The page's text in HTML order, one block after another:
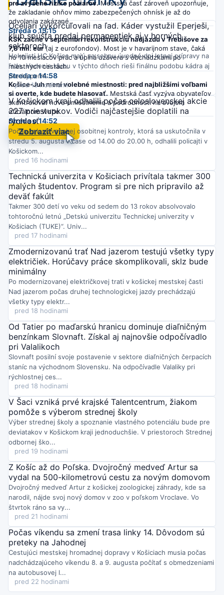
pre zvýšené riziko požiarov. Mestská časť zároveň upozorňuje,
že zakladanie ohňov mimo zabezpečených ohnísk je až do
odvolania zakázané.
Streda o 15:15
KSK začne v septembri rekonštrukciu nadjazdu v Trebišove za
7,8 mil. eur(aj z eurofondov). Most je v havarijnom stave, čaká
ho 10 mesiacov prác a úplná uzávera s obchádzkami po
miestnych cestách.
Streda o 14:58
Košice-Juh mení volebné miestnosti: pred najbližšími voľbami
si overte, kde budete hlasovať.Mestská časť vyzýva obyvateľov
skontrolovať nové umiestnenie a podrobnosti na svojom
oficiálnom webe.
Streda o 14:52
Košická Furča žila podujatím „Hudba, ktorá spája generácie“,
kde sa predstavilo desať folklórnych súborov aj speváčka
Veronika Rabada a DJ Milan Lieskovský. Na pódiu sa stretli
účinkujúci od 6 do 93 rokov, čo dalo večeru výnimočný
generačný rozmer.
Streda o 14:28
V piatok 7. augusta ožije multifunkčné ihrisko Playko v
Mestskom parku Košice podujatím Športový piatok.
ukážky gymnastiky, športov pre hendikepovaných, taekwonda aj
silového trojboja a možnosť vyskúšať si viacero disciplín.
Streda o 14:22
Na Sídlisku Ťahanovce v Košiciach prebehol prvý kontrolný deň
výstavby novej cestičky pre chodcov a cyklistov.
mesta, mestskej časti, zhotoviteľa, stavebného dozoru aj
projektanta riešili možné komplikácie a postupy, ako ich zvládnuť.
Streda o 13:01
HC Košice na oficiálnom Facebooku ohlásil štart novej
hokejovej sezóny.Klub avizuje prípravy na nové výzvy a teší sa
na podporu fanúšikov v Steel aréne aj mimo nej.
Streda o 12:42
Kojšov pri Košiciach dočasne obmedzil používanie pitnej vody z
verejného vodovodu pre sucho a pokles zdrojov.Zakázané je
polievanie, umývanie áut, napúšťanie bazénov či využitie na
stavebné a upratovacie práce; za porušenie hrozí pokuta.
Streda o 11:54
ANTIK Telecom rozširuje ponuku optického internetu 1 Gbit/sa
najbohatšieho TV balíka za 26,60 € mesačne. Pri odporučení
nového klienta získajú zákazníci dva mesiace služieb zadarmo.
Ponuka sa postupne šíri aj do ďalších lokalít.
Streda o 11:37
Košice budú 30. augusta 2026 patriť Family Sport Day v parku
pri fontáne: ukážky hasičov a polície, športové súťaže, skákacie
atrakcie aj penová show. Večer o 18:00 vystúpi Cupi & Lupi &
Nathan – tip na aktívny rodinný deň!
Streda o 11:27
V Prakovciach (okres Gelnica) žiada obec obyvateľov šetriť
pitnou vodou z verejného vodovodu pre dlhodobý pokles
výdatnosti zdrojov.Obmedzenia sa týkajú najmä polievania,
napúšťania bazénov či umývania áut; ak sa situácia nezlepší,
môže prísť prvý regulačný stupeň.
Streda o 11:13
Hasiči v Košiciach varujú pred zvýšeným rizikom požiarovna
lesných pozemkoch v okresoch Košice I až IV. Obyvateľov
vyzývajú dodržiavať zákaz vypaľovania porastov a používania
otvoreného ohňa, aby sa predišlo škodám.
Streda o 10:46
Na ceste I/79 pri Veľatoch v okrese Trebišov je po vážnej
nehode dočasne neprejazdný úsek, jedno auto sa prevrátilo na
bok. Košická krajská polícia hlási štyroch zranených, na mieste
zasahujú záchranné zložky; vodiči majú využiť obchádzky.
Streda o 08:01
Študovňa Útvaru hlavného architekta na Magistráte mesta
Zobraziť viac
Oceliari vykorčuľovali na ľad. Káder vystužil Eperješi,
klub spúšťa predaj permanentiek aj v horných
sektoroch
Hokejisti HC Košice majú za sebou úvodné dni letnej prípravy na
ľade. Vedenie klubu v týchto dňoch rieši finálnu podobu kádra aj
predaj perm...
pred 15 hodinami
V Košickom kraji odhalili počas celoslovenskej akcie
227 priestupkov. Vodiči najčastejšie doplatili na
rýchlosť
Počas celoslovenskej osobitnej kontroly, ktorá sa uskutočnila v
stredu 5. augusta v čase od 14.00 do 20.00 h, odhalili policajti v
Košickom...
pred 16 hodinami
Technická univerzita v Košiciach privítala takmer 300
malých študentov. Program si pre nich pripravilo až
deväť fakúlt
Takmer 300 detí vo veku od sedem do 13 rokov absolvovalo
tohtoročnú letnú „Detskú univerzitu Technickej univerzity v
Košiciach (TUKE)“. Univ...
pred 17 hodinami
Zmodernizovanú trať Nad jazerom testujú všetky typy
električiek. Horúčavy práce skomplikovali, sklz bude
minimálny
Po modernizovanej električkovej trati v košickej mestskej časti
Nad jazerom počas druhej technologickej jazdy prechádzajú
všetky typy elektr...
pred 18 hodinami
Od Tatier po maďarskú hranicu dominuje diaľničným
benzínkam Slovnaft. Získal aj najnovšie odpočívadlo
pri Valalikoch
Slovnaft posilní svoje postavenie v sektore diaľničných čerpacích
staníc na východnom Slovensku. Na odpočívadle Valaliky pri
rýchlostnej ces...
pred 18 hodinami
V Šaci vzniká prvé krajské Talentcentrum, žiakom
pomôže s výberom strednej školy
Výber strednej školy a spoznanie vlastného potenciálu bude pre
deviatakov v Košickom kraji jednoduchšie. V priestoroch Strednej
odbornej ško...
pred 19 hodinami
Z Košíc až do Poľska. Dvojročný medveď Artur sa
vydal na 500-kilometrovú cestu za novým domovom
Dvojročný medveď Artur z košickej zoologickej záhrady, kde sa
narodil, nájde svoj nový domov v zoo v poľskom Vroclave. Vo
štvrtok ráno sa vy...
pred 21 hodinami
Počas víkendu sa zmení trasa linky 14. Dôvodom sú
preteky na Jahodnej
Cestujúci mestskej hromadnej dopravy v Košiciach musia počas
nadchádzajúceho víkendu 8. a 9. augusta počítať s obmedzeniami
na autobusovej l...
pred 22 hodinami